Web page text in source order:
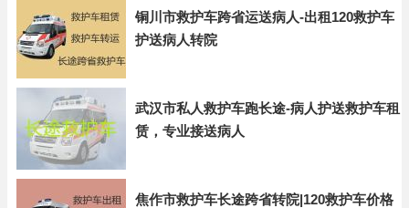
铜川市救护车跨省运送病人-出租120救护车
护送病人转院
武汉市私人救护车跑长途-病人护送救护车租
赁，专业接送病人
焦作市救护车长途跨省转院|120救护车价格